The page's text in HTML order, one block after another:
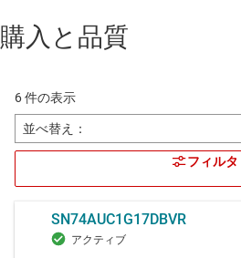
購入と品質